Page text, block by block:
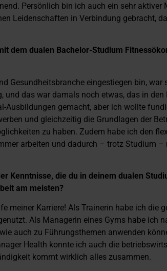
Persönlich bin ich auch ein sehr
Leidenschaften in Verbindung gebracht,
dem dualen Bachelor-Studium
Gesundheitsbranche eingestiegen bin, war
und das war damals noch etwas, das in
Ausbildungen gemacht, aber ich wollte
und gleichzeitig die Grundlagen der
zu haben. Zudem habe ich den
arbeiten und dadurch – trotz Studium –
Kenntnisse, die du in deinem dualen
am meisten?
meiner Karriere! Als Trainerin habe ich die
Als Managerin eines Gyms habe ich
auch zu Führungsthemen anwenden
Health konnte ich auch die
kommt wirklich alles zusammen.